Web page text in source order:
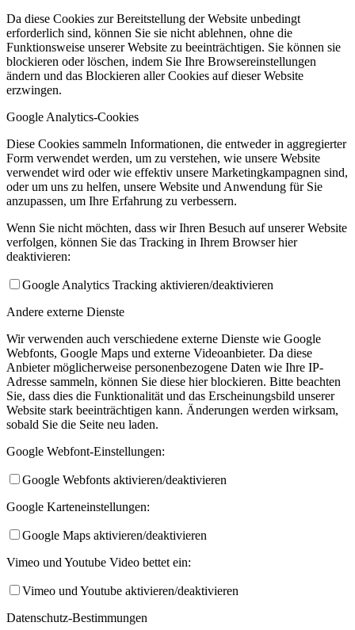
Da diese Cookies zur Bereitstellung der Website unbedingt
erforderlich sind, können Sie sie nicht ablehnen, ohne die
Funktionsweise unserer Website zu beeinträchtigen. Sie können sie
blockieren oder löschen, indem Sie Ihre Browsereinstellungen
ändern und das Blockieren aller Cookies auf dieser Website
erzwingen.
Google Analytics-Cookies
Diese Cookies sammeln Informationen, die entweder in aggregierter
Form verwendet werden, um zu verstehen, wie unsere Website
verwendet wird oder wie effektiv unsere Marketingkampagnen sind,
oder um uns zu helfen, unsere Website und Anwendung für Sie
anzupassen, um Ihre Erfahrung zu verbessern.
Wenn Sie nicht möchten, dass wir Ihren Besuch auf unserer Website
verfolgen, können Sie das Tracking in Ihrem Browser hier
deaktivieren:
Google Analytics Tracking aktivieren/deaktivieren
Andere externe Dienste
Wir verwenden auch verschiedene externe Dienste wie Google
Webfonts, Google Maps und externe Videoanbieter. Da diese
Anbieter möglicherweise personenbezogene Daten wie Ihre IP-
Adresse sammeln, können Sie diese hier blockieren. Bitte beachten
Sie, dass dies die Funktionalität und das Erscheinungsbild unserer
Website stark beeinträchtigen kann. Änderungen werden wirksam,
sobald Sie die Seite neu laden.
Google Webfont-Einstellungen:
Google Webfonts aktivieren/deaktivieren
Google Karteneinstellungen:
Google Maps aktivieren/deaktivieren
Vimeo und Youtube Video bettet ein:
Vimeo und Youtube aktivieren/deaktivieren
Datenschutz-Bestimmungen